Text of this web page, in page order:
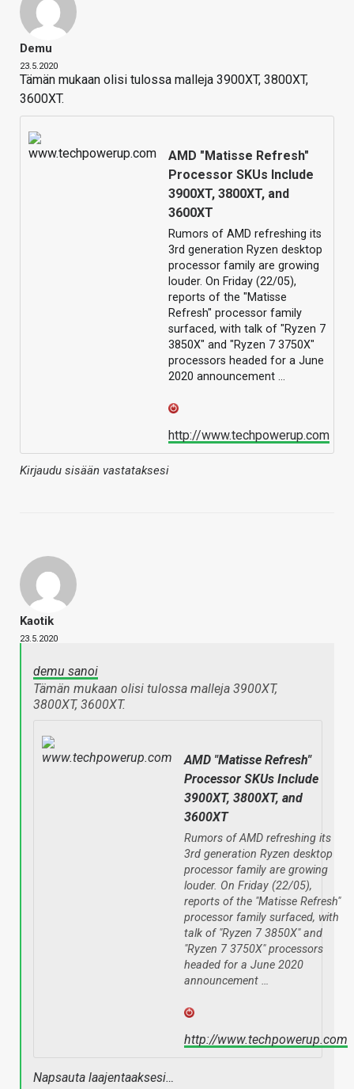
Demu
23.5.2020
Tämän mukaan olisi tulossa malleja 3900XT, 3800XT,
3600XT.
AMD "Matisse Refresh"
Processor SKUs Include
3900XT, 3800XT, and
3600XT
Rumors of AMD refreshing its
3rd generation Ryzen desktop
processor family are growing
louder. On Friday (22/05),
reports of the "Matisse
Refresh" processor family
surfaced, with talk of "Ryzen 7
3850X" and "Ryzen 7 3750X"
processors headed for a June
2020 announcement …
http://www.techpowerup.com
Kirjaudu sisään vastataksesi
Kaotik
23.5.2020
demu sanoi
Tämän mukaan olisi tulossa malleja 3900XT,
3800XT, 3600XT.
AMD "Matisse Refresh"
Processor SKUs Include
3900XT, 3800XT, and
3600XT
Rumors of AMD refreshing its
3rd generation Ryzen desktop
processor family are growing
louder. On Friday (22/05),
reports of the "Matisse Refresh"
processor family surfaced, with
talk of "Ryzen 7 3850X" and
"Ryzen 7 3750X" processors
headed for a June 2020
announcement …
http://www.techpowerup.com
Napsauta laajentaaksesi…